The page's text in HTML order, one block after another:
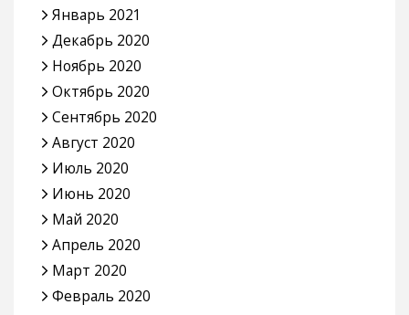
Январь 2021
Декабрь 2020
Ноябрь 2020
Октябрь 2020
Сентябрь 2020
Август 2020
Июль 2020
Июнь 2020
Май 2020
Апрель 2020
Март 2020
Февраль 2020